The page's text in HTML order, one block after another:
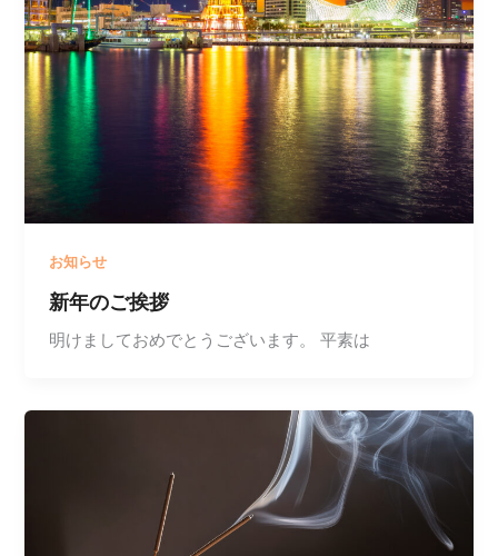
お知らせ
新年のご挨拶
明けましておめでとうございます。 平素は